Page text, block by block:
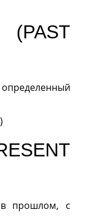
в прошлом, с